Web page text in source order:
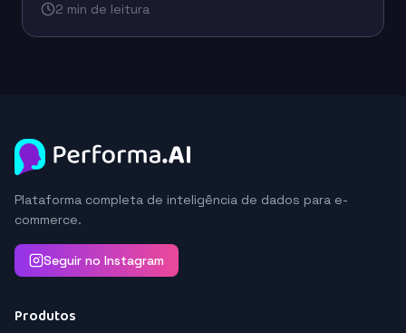
escala e suporte ao varejo digital.
2 min de leitura
Plataforma completa de inteligência de dados para e-
commerce.
Seguir no Instagram
Produtos